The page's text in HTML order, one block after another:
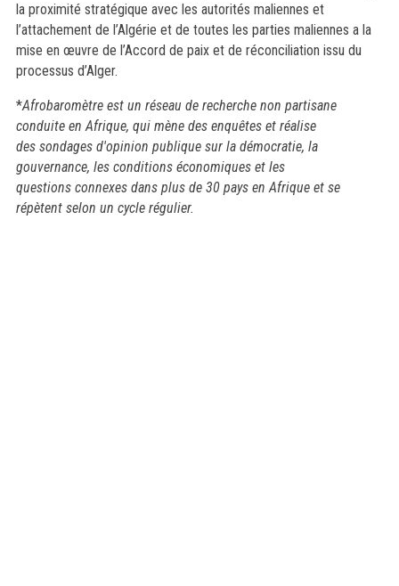
la proximité stratégique avec les autorités maliennes et
l’attachement de l’Algérie et de toutes les parties maliennes a la
mise en œuvre de l’Accord de paix et de réconciliation issu du
processus d’Alger.
*Afrobaromètre est un réseau de recherche non partisane
conduite en Afrique, qui mène des enquêtes et réalise
des sondages d'opinion publique sur la démocratie, la
gouvernance, les conditions économiques et les
questions connexes dans plus de 30 pays en Afrique et se
répètent selon un cycle régulier.